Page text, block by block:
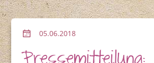
05.06.2018